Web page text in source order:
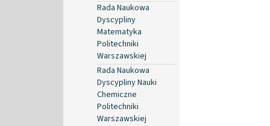
Rada Naukowa
Dyscypliny
Matematyka
Politechniki
Warszawskiej
Rada Naukowa
Dyscypliny Nauki
Chemiczne
Politechniki
Warszawskiej